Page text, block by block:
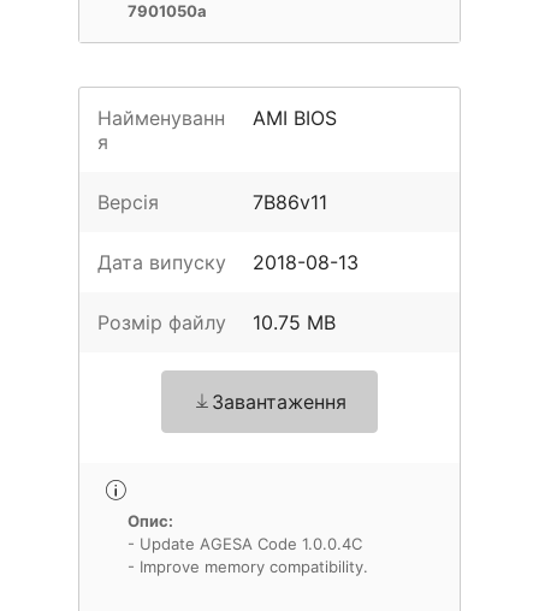
7901050a
Найменуванн
я
AMI BIOS
Версія 7B86v11
Дата випуску 2018-08-13
Розмір файлу 10.75 MB
Завантаження
Опис:
- Update AGESA Code 1.0.0.4C
- Improve memory compatibility.